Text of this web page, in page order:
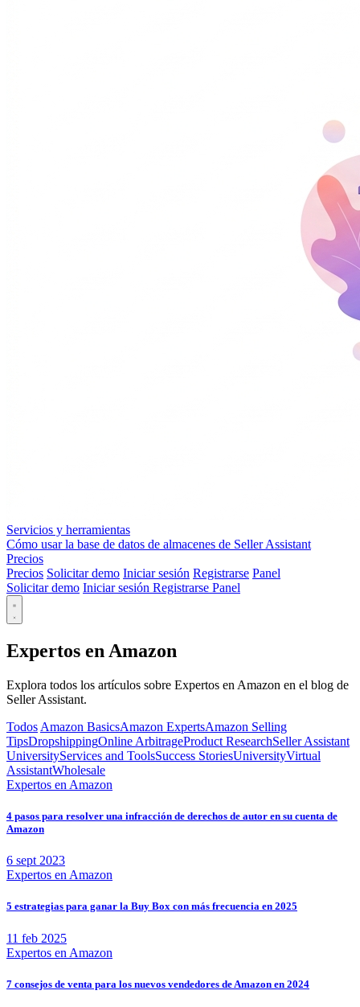
Servicios y herramientas
Cómo usar la base de datos de almacenes de Seller Assistant
Precios
Precios Solicitar demo Iniciar sesión Registrarse Panel
Solicitar demo Iniciar sesión Registrarse Panel
Expertos en Amazon
Explora todos los artículos sobre Expertos en Amazon en el blog de
Seller Assistant.
Todos Amazon BasicsAmazon ExpertsAmazon Selling
TipsDropshippingOnline ArbitrageProduct ResearchSeller Assistant
UniversityServices and ToolsSuccess StoriesUniversityVirtual
AssistantWholesale
Expertos en Amazon
4 pasos para resolver una infracción de derechos de autor en su cuenta de
Amazon
6 sept 2023
Expertos en Amazon
5 estrategias para ganar la Buy Box con más frecuencia en 2025
11 feb 2025
Expertos en Amazon
7 consejos de venta para los nuevos vendedores de Amazon en 2024